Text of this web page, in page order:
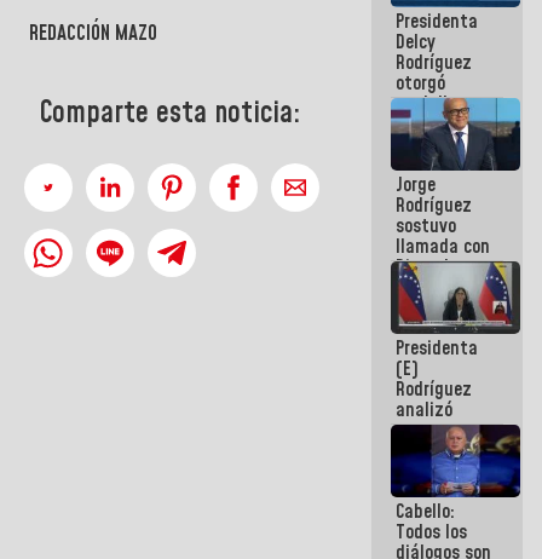
REDACCIÓN MAZO
Comparte esta noticia:
abordar
planes de
acción
Presidenta
Delcy
Rodríguez
otorgó
medalla
"Héroe de
Venezuela"
a servidores
públicos
Jorge
Rodríguez
sostuvo
llamada con
Dinorah
Figuera y
acuerdan
primer
encuentro
presencial
para el
diálogo
Presidenta
(E)
Rodríguez
analizó
junto a
gobernadores
planes de
recuperación
del Sistema
Eléctrico
Cabello:
Todos los
diálogos son